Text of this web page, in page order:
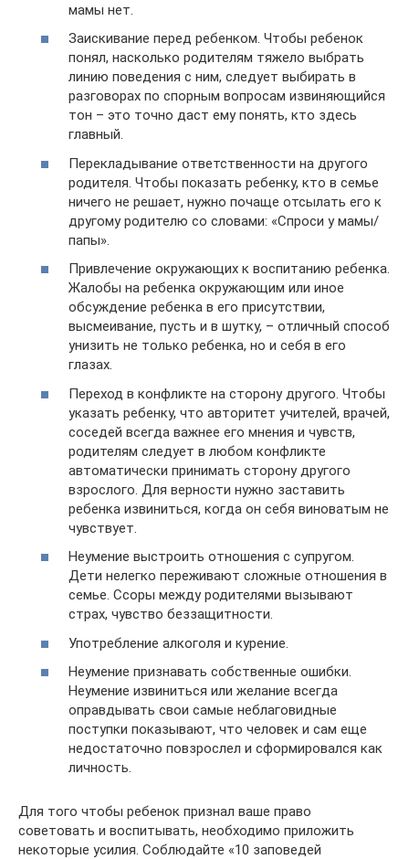
мамы нет.
Заискивание перед ребенком. Чтобы ребенок
понял, насколько родителям тяжело выбрать
линию поведения с ним, следует выбирать в
разговорах по спорным вопросам извиняющийся
тон – это точно даст ему понять, кто здесь
главный.
Перекладывание ответственности на другого
родителя. Чтобы показать ребенку, кто в семье
ничего не решает, нужно почаще отсылать его к
другому родителю со словами: «Спроси у мамы/
папы».
Привлечение окружающих к воспитанию ребенка.
Жалобы на ребенка окружающим или иное
обсуждение ребенка в его присутствии,
высмеивание, пусть и в шутку, – отличный способ
унизить не только ребенка, но и себя в его
глазах.
Переход в конфликте на сторону другого. Чтобы
указать ребенку, что авторитет учителей, врачей,
соседей всегда важнее его мнения и чувств,
родителям следует в любом конфликте
автоматически принимать сторону другого
взрослого. Для верности нужно заставить
ребенка извиниться, когда он себя виноватым не
чувствует.
Неумение выстроить отношения с супругом.
Дети нелегко переживают сложные отношения в
семье. Ссоры между родителями вызывают
страх, чувство беззащитности.
Употребление алкоголя и курение.
Неумение признавать собственные ошибки.
Неумение извиниться или желание всегда
оправдывать свои самые неблаговидные
поступки показывают, что человек и сам еще
недостаточно повзрослел и сформировался как
личность.
Для того чтобы ребенок признал ваше право
советовать и воспитывать, необходимо приложить
некоторые усилия. Соблюдайте «10 заповедей